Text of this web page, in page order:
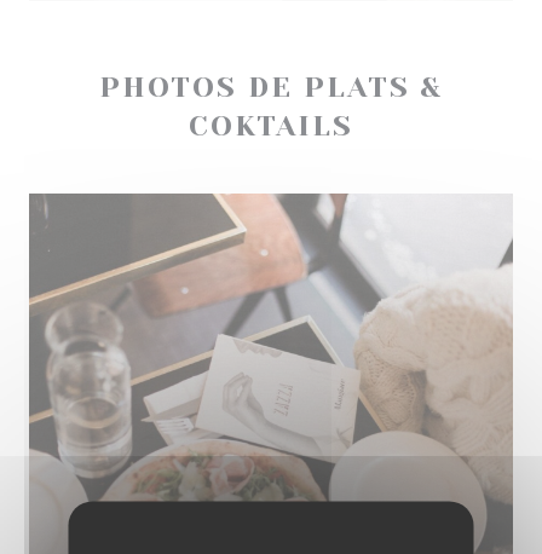
PHOTOS DE PLATS &
COKTAILS